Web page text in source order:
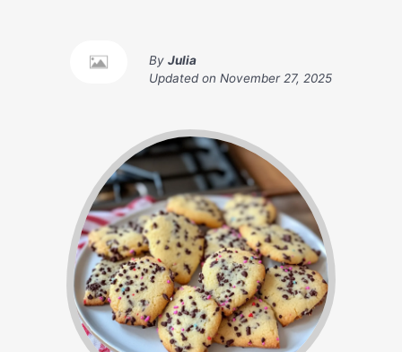
By Julia
Updated on November 27, 2025